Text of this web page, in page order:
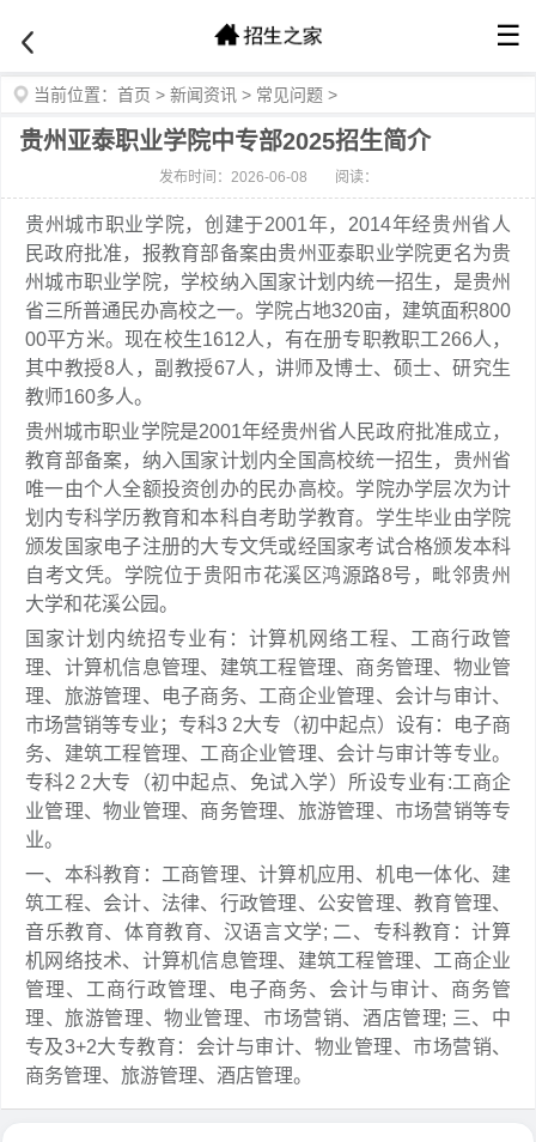
☰
当前位置： 首页 > 新闻资讯 > 常见问题 >
贵州亚泰职业学院中专部2025招生简介
发布时间：2026-06-08 阅读：
贵州城市职业学院，创建于2001年，2014年经贵州省人
民政府批准，报教育部备案由贵州亚泰职业学院更名为贵
州城市职业学院，学校纳入国家计划内统一招生，是贵州
省三所普通民办高校之一。学院占地320亩，建筑面积800
00平方米。现在校生1612人，有在册专职教职工266人，
其中教授8人，副教授67人，讲师及博士、硕士、研究生
教师160多人。
贵州城市职业学院是2001年经贵州省人民政府批准成立，
教育部备案，纳入国家计划内全国高校统一招生，贵州省
唯一由个人全额投资创办的民办高校。学院办学层次为计
划内专科学历教育和本科自考助学教育。学生毕业由学院
颁发国家电子注册的大专文凭或经国家考试合格颁发本科
自考文凭。学院位于贵阳市花溪区鸿源路8号，毗邻贵州
大学和花溪公园。
国家计划内统招专业有：计算机网络工程、工商行政管
理、计算机信息管理、建筑工程管理、商务管理、物业管
理、旅游管理、电子商务、工商企业管理、会计与审计、
市场营销等专业；专科3 2大专（初中起点）设有：电子商
务、建筑工程管理、工商企业管理、会计与审计等专业。
专科2 2大专（初中起点、免试入学）所设专业有:工商企
业管理、物业管理、商务管理、旅游管理、市场营销等专
业。
一、本科教育：工商管理、计算机应用、机电一体化、建
筑工程、会计、法律、行政管理、公安管理、教育管理、
音乐教育、体育教育、汉语言文学; 二、专科教育：计算
机网络技术、计算机信息管理、建筑工程管理、工商企业
管理、工商行政管理、电子商务、会计与审计、商务管
理、旅游管理、物业管理、市场营销、酒店管理; 三、中
专及3+2大专教育：会计与审计、物业管理、市场营销、
商务管理、旅游管理、酒店管理。